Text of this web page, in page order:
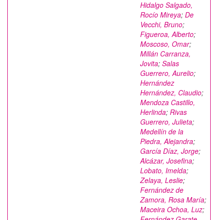
Hidalgo Salgado,
Rocío Mireya; De
Vecchi, Bruno;
Figueroa, Alberto;
Moscoso, Omar;
Millán Carranza,
Jovita; Salas
Guerrero, Aurelio;
Hernández
Hernández, Claudio;
Mendoza Castillo,
Herlinda; Rivas
Guerrero, Julieta;
Medellín de la
Piedra, Alejandra;
García Díaz, Jorge;
Alcázar, Josefina;
Lobato, Imelda;
Zelaya, Leslie;
Fernández de
Zamora, Rosa María;
Maceira Ochoa, Luz;